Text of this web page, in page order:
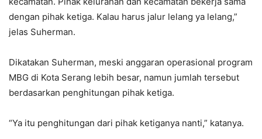
dengan pihak ketiga. Kalau harus jalur lelang ya lelang,”
jelas Suherman.
Dikatakan Suherman, meski anggaran operasional program
MBG di Kota Serang lebih besar, namun jumlah tersebut
berdasarkan penghitungan pihak ketiga.
“Ya itu penghitungan dari pihak ketiganya nanti,” katanya.